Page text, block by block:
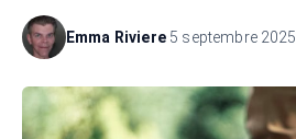
Emma Riviere· 5 septembre 2025